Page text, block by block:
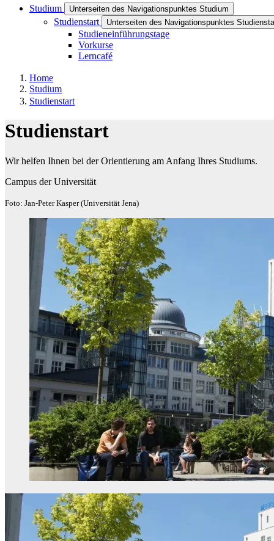
Studium Unterseiten des Navigationspunktes Studium
Studienstart Unterseiten des Navigationspunktes
Studieneinführungstage
Vorkurse
Lerncafé
Home
Studium
Studienstart
Studienstart
Wir helfen Ihnen bei der Orientierung am Anfang Ihres Studiums.
Campus der Universität
Foto: Jan-Peter Kasper (Universität Jena)